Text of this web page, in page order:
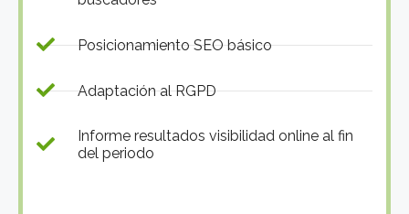
Posicionamiento SEO básico
Adaptación al RGPD
Informe resultados visibilidad online al fin
del periodo